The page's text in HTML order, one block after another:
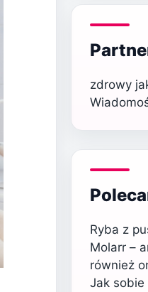
zdrowy
Ryba z
Molarr –
również
Jak sobie